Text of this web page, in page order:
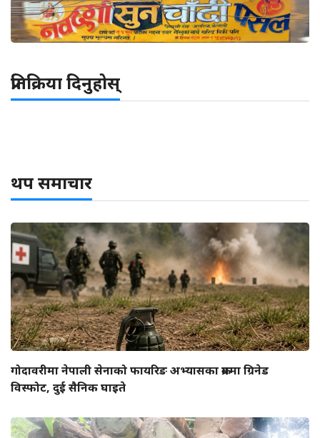
प्रतिक्रिया दिनुहोस्
थप समाचार
गोदावरीमा नेपाली सेनाको फायरिङ अभ्यासका क्रममा ग्रिनेड
विस्फोट, दुई सैनिक घाइते